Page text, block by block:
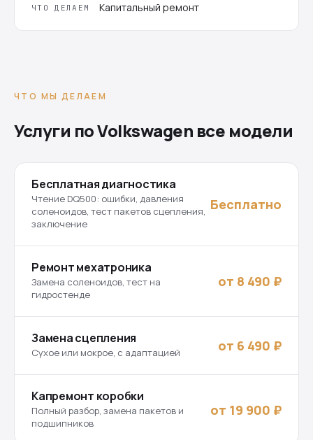
ЧТО ДЕЛАЕМ Капитальный ремонт
ЧТО МЫ ДЕЛАЕМ
Услуги по Volkswagen все модели
Бесплатная диагностика
Чтение DQ500: ошибки, давления
соленоидов, тест пакетов сцепления,
заключение
Бесплатно
Ремонт мехатроника
Замена соленоидов, тест на
гидростенде
от 8 490 ₽
Замена сцепления
Сухое или мокрое, с адаптацией от 6 490 ₽
Капремонт коробки
Полный разбор, замена пакетов и
подшипников
от 19 900 ₽